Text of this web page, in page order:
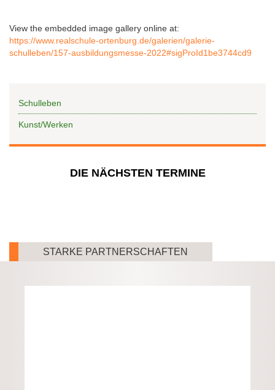
View the embedded image gallery online at:
https://www.realschule-ortenburg.de/galerien/galerie-
schulleben/157-ausbildungsmesse-2022#sigProId1be3744cd9
Schulleben
Kunst/Werken
DIE NÄCHSTEN TERMINE
STARKE PARTNERSCHAFTEN